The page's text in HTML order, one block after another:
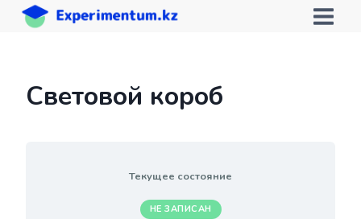
Перейти
Световой короб
Текущее состояние
НЕ ЗАПИСАН